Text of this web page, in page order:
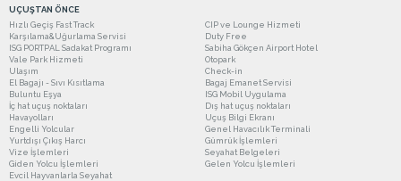
UÇUŞTAN ÖNCE
Hızlı Geçiş Fast Track
CIP ve Lounge Hizmeti
Karşılama&Uğurlama Servisi
Duty Free
ISG PORTPAL Sadakat Programı
Sabiha Gökçen Airport Hotel
Vale Park Hizmeti
Otopark
Ulaşım
Check-in
El Bagajı - Sıvı Kısıtlama
Bagaj Emanet Servisi
Buluntu Eşya
ISG Mobil Uygulama
İç hat uçuş noktaları
Dış hat uçuş noktaları
Havayolları
Uçuş Bilgi Ekranı
Engelli Yolcular
Genel Havacılık Terminali
Yurtdışı Çıkış Harcı
Gümrük İşlemleri
Vize İşlemleri
Seyahat Belgeleri
Giden Yolcu İşlemleri
Gelen Yolcu İşlemleri
Evcil Hayvanlarla Seyahat